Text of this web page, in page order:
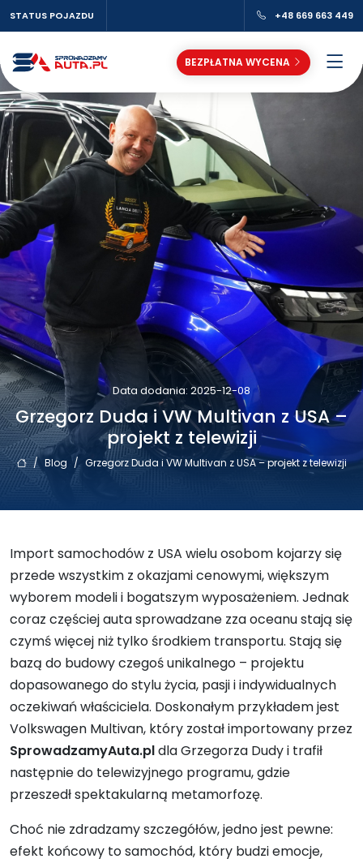
STATUS POJAZDU +48 669 663 449
BEZPŁATNA WYCENA
Data dodania: 2025-12-08
Grzegorz Duda i VW Multivan z USA –
projekt z telewizji
/ Blog / Grzegorz Duda i VW Multivan z USA – projekt z telewizji
Import samochodów z USA wielu osobom kojarzy się
przede wszystkim z okazjami cenowymi, większym
wyborem modeli i bogatszym wyposażeniem. Jednak
coraz częściej auta sprowadzane zza oceanu stają się
czymś więcej niż tylko środkiem transportu. Stają się
bazą do budowy czegoś unikalnego – projektu
dopasowanego do stylu życia, pasji i indywidualnych
oczekiwań właściciela. Doskonałym przykładem jest
Volkswagen Multivan, który został importowany przez
SprowadzamyAuta.pldla Grzegorza Dudy i trafił
następnie do telewizyjnego programu, gdzie
przeszedł spektakularną metamorfozę.
Choć nie zdradzamy szczegółów, jedno jest pewne:
efekt końcowy to samochód, który budzi emocje,